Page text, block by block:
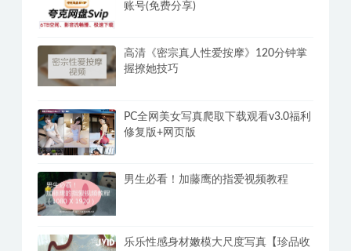
账号(免费分享)
高清《密宗真人性爱按摩》120分钟掌
握撩她技巧
PC全网美女写真爬取下载观看v3.0福利
修复版+网页版
男生必看！加藤鹰的指爱视频教程
乐乐性感身材嫩模大尺度写真【珍品收